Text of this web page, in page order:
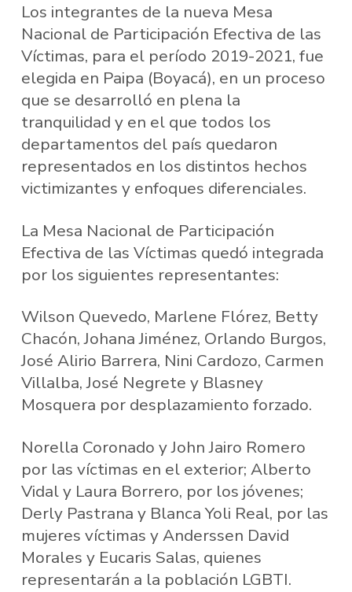
Los integrantes de la nueva Mesa
Nacional de Participación Efectiva de las
Víctimas, para el período 2019-2021, fue
elegida en Paipa (Boyacá), en un proceso
que se desarrolló en plena la
tranquilidad y en el que todos los
departamentos del país quedaron
representados en los distintos hechos
victimizantes y enfoques diferenciales.
La Mesa Nacional de Participación
Efectiva de las Víctimas quedó integrada
por los siguientes representantes:
Wilson Quevedo, Marlene Flórez, Betty
Chacón, Johana Jiménez, Orlando Burgos,
José Alirio Barrera, Nini Cardozo, Carmen
Villalba, José Negrete y Blasney
Mosquera por desplazamiento forzado.
Norella Coronado y John Jairo Romero
por las víctimas en el exterior; Alberto
Vidal y Laura Borrero, por los jóvenes;
Derly Pastrana y Blanca Yoli Real, por las
mujeres víctimas y Anderssen David
Morales y Eucaris Salas, quienes
representarán a la población LGBTI.